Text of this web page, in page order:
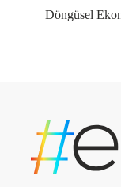
Döngüsel